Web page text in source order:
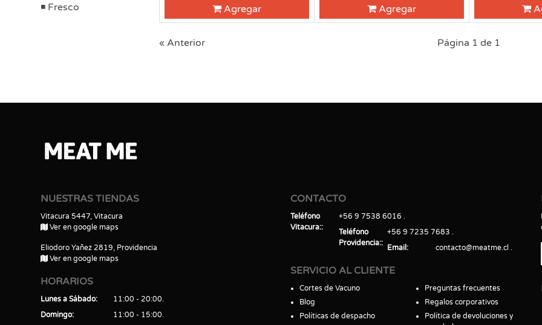
Fresco
Agregar Agregar
« Anterior Página 1 de 1
NUESTRAS TIENDAS
Vitacura 5447, Vitacura
Ver en google maps
Eliodoro Yañez 2819, Providencia
Ver en google maps
HORARIOS
Lunes a Sábado
11:00 - 20:00
Domingo
11:00 - 15:00
CONTACTO
Teléfono
Vitacura:
+56 9 7538 6016
Teléfono
Providencia:
+56 9 7235 7683
Email
contacto@meatme.cl
SERVICIO AL CLIENTE
Cortes de Vacuno
Blog
Políticas de despacho
Preguntas frecuentes
Regalos corporativos
Política de devoluciones y